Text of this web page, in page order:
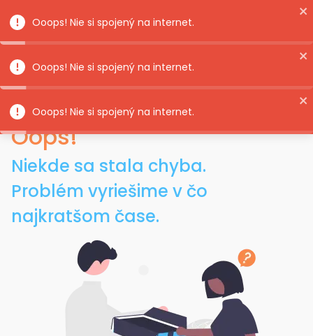
Ostrov
Ostrov Murter, Ostrovy - Hlavné atrakcie
a dovolenkové destinácie
Oops!
Niekde sa stala chyba.
Problém vyriešime v čo
najkratšom čase.